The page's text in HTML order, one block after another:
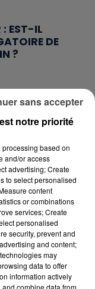
: EST-IL
DE
?
SUR LES
OUEST SE
FORÊT : LES
BIENTÔT
LES
RAYONS...
COÛTE 25 %
notre priorité
based on
and/or access
advertising; Create
to select personalised
content
or combinations
services; Create
personalised
security, prevent and
and content;
may
data to offer
information actively
combine data from
sans accepter